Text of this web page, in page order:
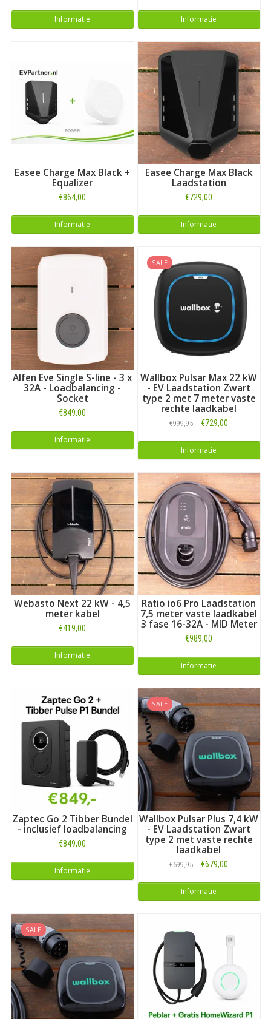
Informatie Informatie
Easee Charge Max Black +
Equalizer
€864,00
Informatie
Easee Charge Max Black
Laadstation
€729,00
Informatie
Alfen Eve Single S-line - 3 x
32A - Loadbalancing -
Socket
€849,00
Informatie
SALE
Wallbox Pulsar Max 22 kW
- EV Laadstation Zwart
type 2 met 7 meter vaste
rechte laadkabel
€999,95 €729,00
Informatie
Webasto Next 22 kW - 4,5
meter kabel
€419,00
Informatie
Ratio io6 Pro Laadstation
7,5 meter vaste laadkabel
3 fase 16-32A - MID Meter
€989,00
Informatie
Zaptec Go 2 Tibber Bundel
- inclusief loadbalancing
€849,00
Informatie
SALE
Wallbox Pulsar Plus 7,4 kW
- EV Laadstation Zwart
type 2 met vaste rechte
laadkabel
€699,95 €679,00
Informatie
SALE